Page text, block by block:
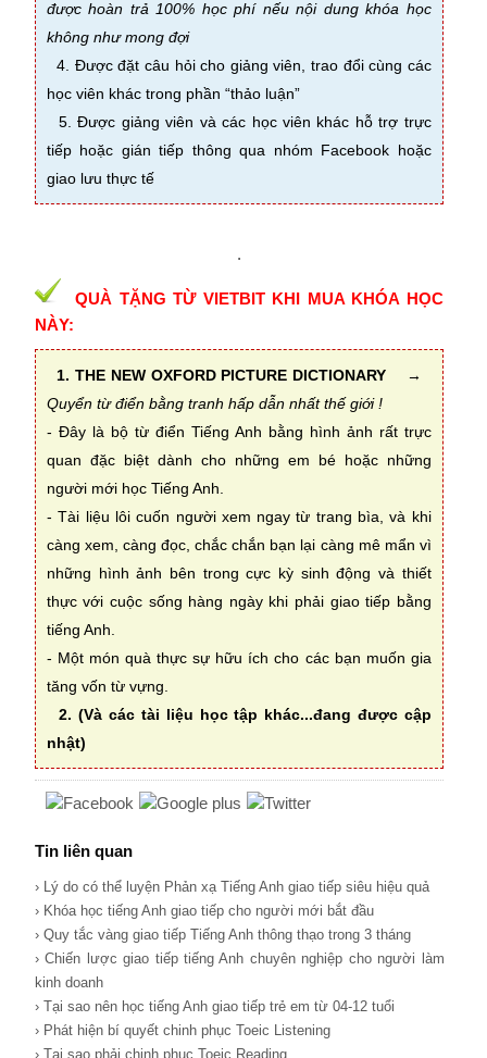
được hoàn trả 100% học phí nếu nội dung khóa học
không như mong đợi
4. Được đặt câu hỏi cho giảng viên, trao đổi cùng các
học viên khác trong phần “thảo luận”
5. Được giảng viên và các học viên khác hỗ trợ trực
tiếp hoặc gián tiếp thông qua nhóm Facebook hoặc
giao lưu thực tế
.
QUÀ TẶNG TỪ VIETBIT KHI MUA KHÓA HỌC
NÀY:
1. THE NEW OXFORD PICTURE DICTIONARY
→
Quyển từ điển bằng tranh hấp dẫn nhất thế giới !
- Đây là bộ từ điển Tiếng Anh bằng hình ảnh rất trực
quan đặc biệt dành cho những em bé hoặc những
người mới học Tiếng Anh.
- Tài liệu lôi cuốn người xem ngay từ trang bìa, và khi
càng xem, càng đọc, chắc chắn bạn lại càng mê mẩn vì
những hình ảnh bên trong cực kỳ sinh động và thiết
thực với cuộc sống hàng ngày khi phải giao tiếp bằng
tiếng Anh.
- Một món quà thực sự hữu ích cho các bạn muốn gia
tăng vốn từ vựng.
2. (Và các tài liệu học tập khác...đang được cập
nhật)
Tin liên quan
› Lý do có thể luyện Phản xạ Tiếng Anh giao tiếp siêu hiệu quả
› Khóa học tiếng Anh giao tiếp cho người mới bắt đầu
› Quy tắc vàng giao tiếp Tiếng Anh thông thạo trong 3 tháng
› Chiến lược giao tiếp tiếng Anh chuyên nghiệp cho người làm
kinh doanh
› Tại sao nên học tiếng Anh giao tiếp trẻ em từ 04-12 tuổi
› Phát hiện bí quyết chinh phục Toeic Listening
› Tại sao phải chinh phục Toeic Reading